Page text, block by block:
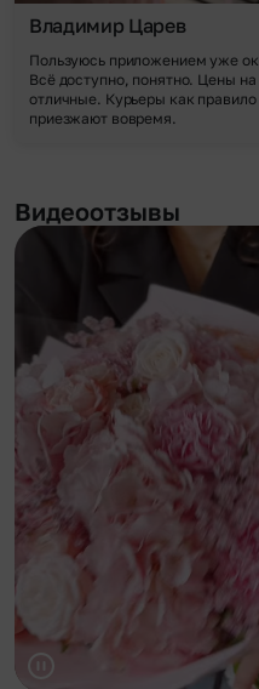
Владимир Царев
Пользуюсь приложением уже
Всё доступно, понятно. Цены
отличные. Курьеры как правило
приезжают вовремя.
Видеоотзывы